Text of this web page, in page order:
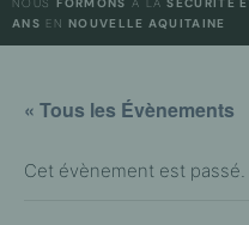
ANS ENNOUVELLE AQUITAINE
« Tous les Évènements
Cet évènement est passé.